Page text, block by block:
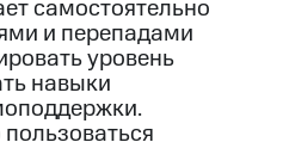
самостоятельно
и перепадами
уровень
навыки